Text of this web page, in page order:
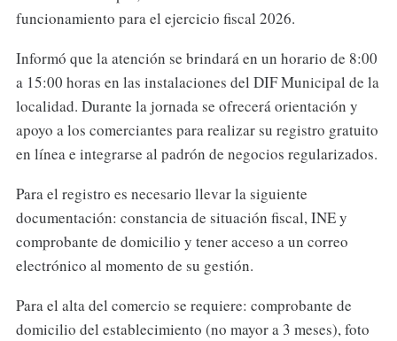
funcionamiento para el ejercicio fiscal 2026.
Informó que la atención se brindará en un horario de 8:00
a 15:00 horas en las instalaciones del DIF Municipal de la
localidad. Durante la jornada se ofrecerá orientación y
apoyo a los comerciantes para realizar su registro gratuito
en línea e integrarse al padrón de negocios regularizados.
Para el registro es necesario llevar la siguiente
documentación: constancia de situación fiscal, INE y
comprobante de domicilio y tener acceso a un correo
electrónico al momento de su gestión.
Para el alta del comercio se requiere: comprobante de
domicilio del establecimiento (no mayor a 3 meses), foto